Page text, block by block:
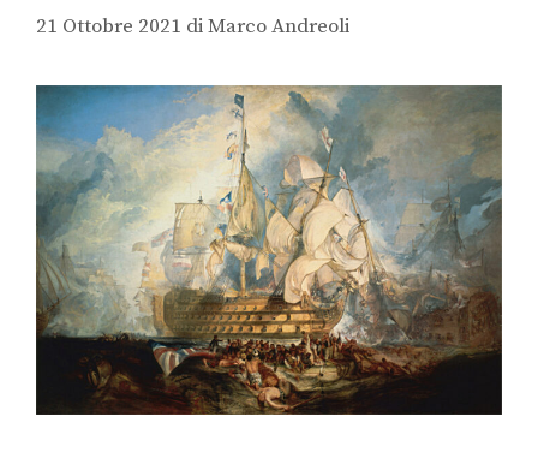
21 Ottobre 2021 diMarco Andreoli